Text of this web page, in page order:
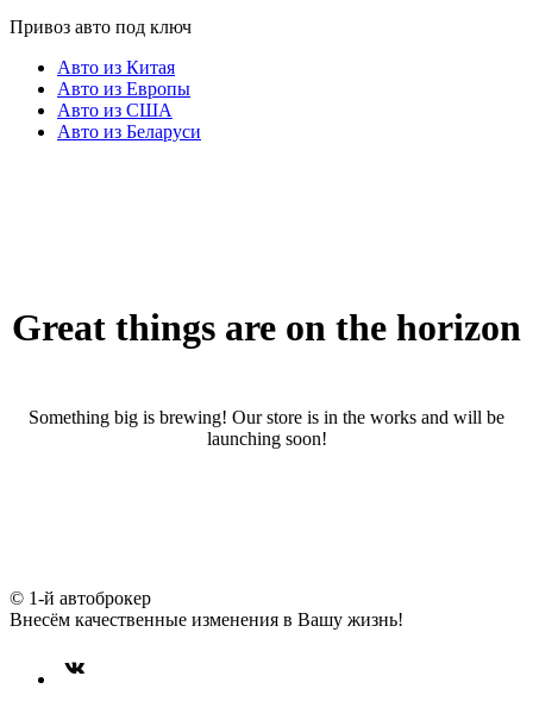
Привоз авто под ключ
Авто из Китая
Авто из Европы
Авто из США
Авто из Беларуси
Great things are on the horizon
Something big is brewing! Our store is in the works and will be
launching soon!
© 1-й автоброкер
Внесём качественные изменения в Вашу жизнь!